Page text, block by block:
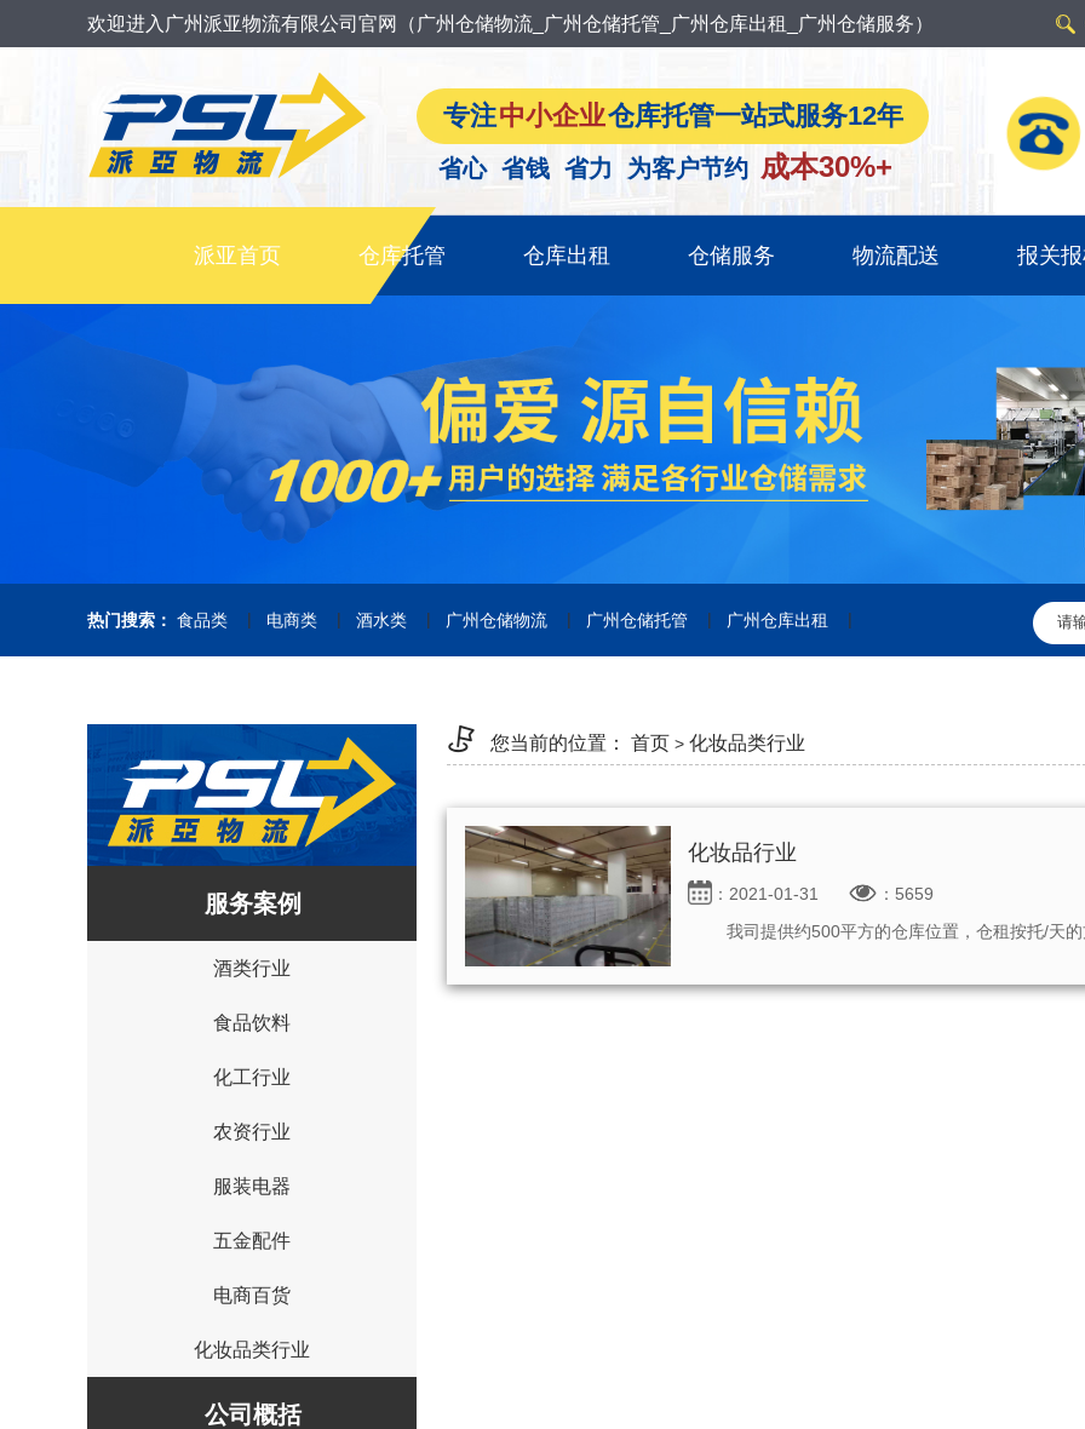
欢迎进入广州派亚物流有限公司官网（广州仓储物流_广州仓储托管_广州仓库出租_广州仓储服务）
专注中小企业仓库托管一站式服务12年
省心 省钱 省力 为客户节约 成本30%+
派亚首页 仓库托管 仓库出租 仓储服务 物流配送 报关
热门搜索： 食品类 | 电商类 | 酒水类 | 广州仓储物流 | 广州仓储托管 | 广州仓库出租 |
服务案例
酒类行业
食品饮料
化工行业
农资行业
服装电器
五金配件
电商百货
化妆品类行业
公司概括
您当前的位置： 首页 > 化妆品类行业
化妆品行业
：2021-01-31
：5659
我司提供约500平方的仓库位置，仓租按托/天的